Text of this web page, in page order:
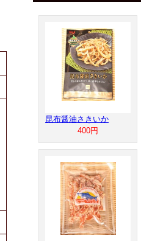
昆布醤油さきいか
400円